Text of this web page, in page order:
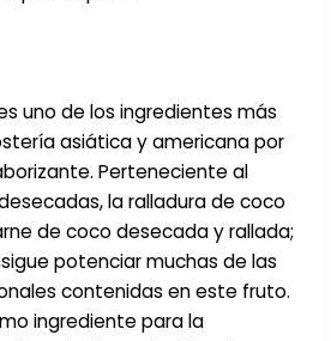
uno de los ingredientes más
asiática y americana por
Perteneciente al
la ralladura de coco
de coco desecada y rallada;
potenciar muchas de las
contenidas en este fruto.
ingrediente para la